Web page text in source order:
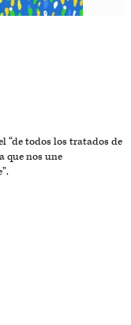
“de todos los tratados de
que nos une